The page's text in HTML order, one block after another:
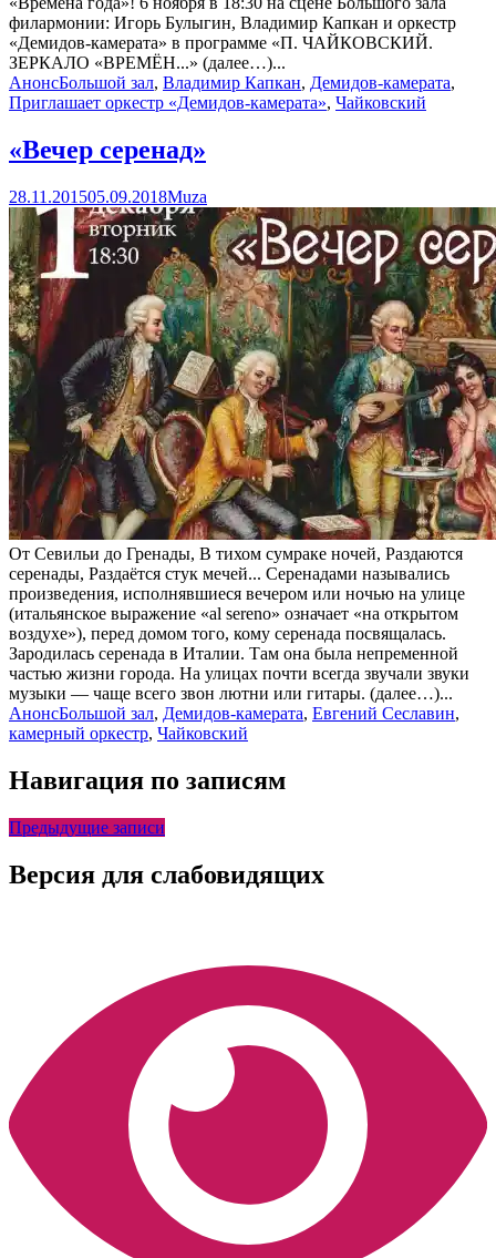
филармонии: Игорь Булыгин, Владимир Капкан и оркестр
«Демидов-камерата» в программе «П. ЧАЙКОВСКИЙ.
ЗЕРКАЛО «ВРЕМЁН...» (далее…)...
АнонсБольшой зал, Владимир Капкан, Демидов-камерата,
Приглашает оркестр «Демидов-камерата», Чайковский
«Вечер серенад»
28.11.201505.09.2018Muza
От Севильи до Гренады, В тихом сумраке ночей, Раздаются
серенады, Раздаётся стук мечей... Серенадами назывались
произведения, исполнявшиеся вечером или ночью на улице
(итальянское выражение «al sereno» означает «на открытом
воздухе»), перед домом того, кому серенада посвящалась.
Зародилась серенада в Италии. Там она была непременной
частью жизни города. На улицах почти всегда звучали звуки
музыки — чаще всего звон лютни или гитары. (далее…)...
АнонсБольшой зал, Демидов-камерата, Евгений Сеславин,
камерный оркестр, Чайковский
Навигация по записям
Предыдущие записи
Версия для слабовидящих